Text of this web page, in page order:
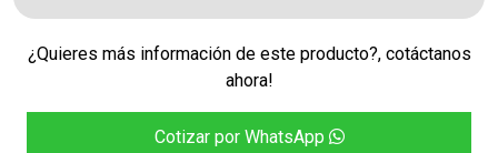
¿Quieres más información de este producto?, cotáctanos
ahora!
Cotizar por WhatsApp